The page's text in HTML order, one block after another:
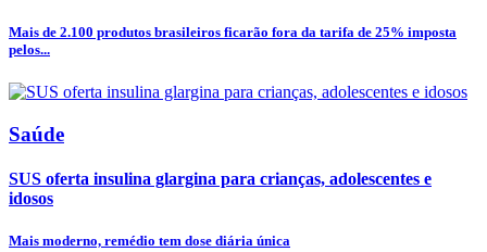
Mais de 2.100 produtos brasileiros ficarão fora da tarifa de 25% imposta
pelos...
Saúde
SUS oferta insulina glargina para crianças, adolescentes e
idosos
Mais moderno, remédio tem dose diária única